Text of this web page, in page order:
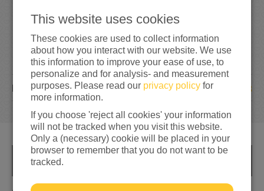
3
DONATIONS
INFO
This website uses cookies
These cookies are used to collect information
about how you interact with our website. We use
this information to improve your ease of use, to
personalize and for analysis- and measurement
purposes. Please read our privacy policy for
more information.
If you choose 'reject all cookies' your information
will not be tracked when you visit this website.
Only a (necessary) cookie will be placed in your
browser to remember that you do not want to be
tracked.